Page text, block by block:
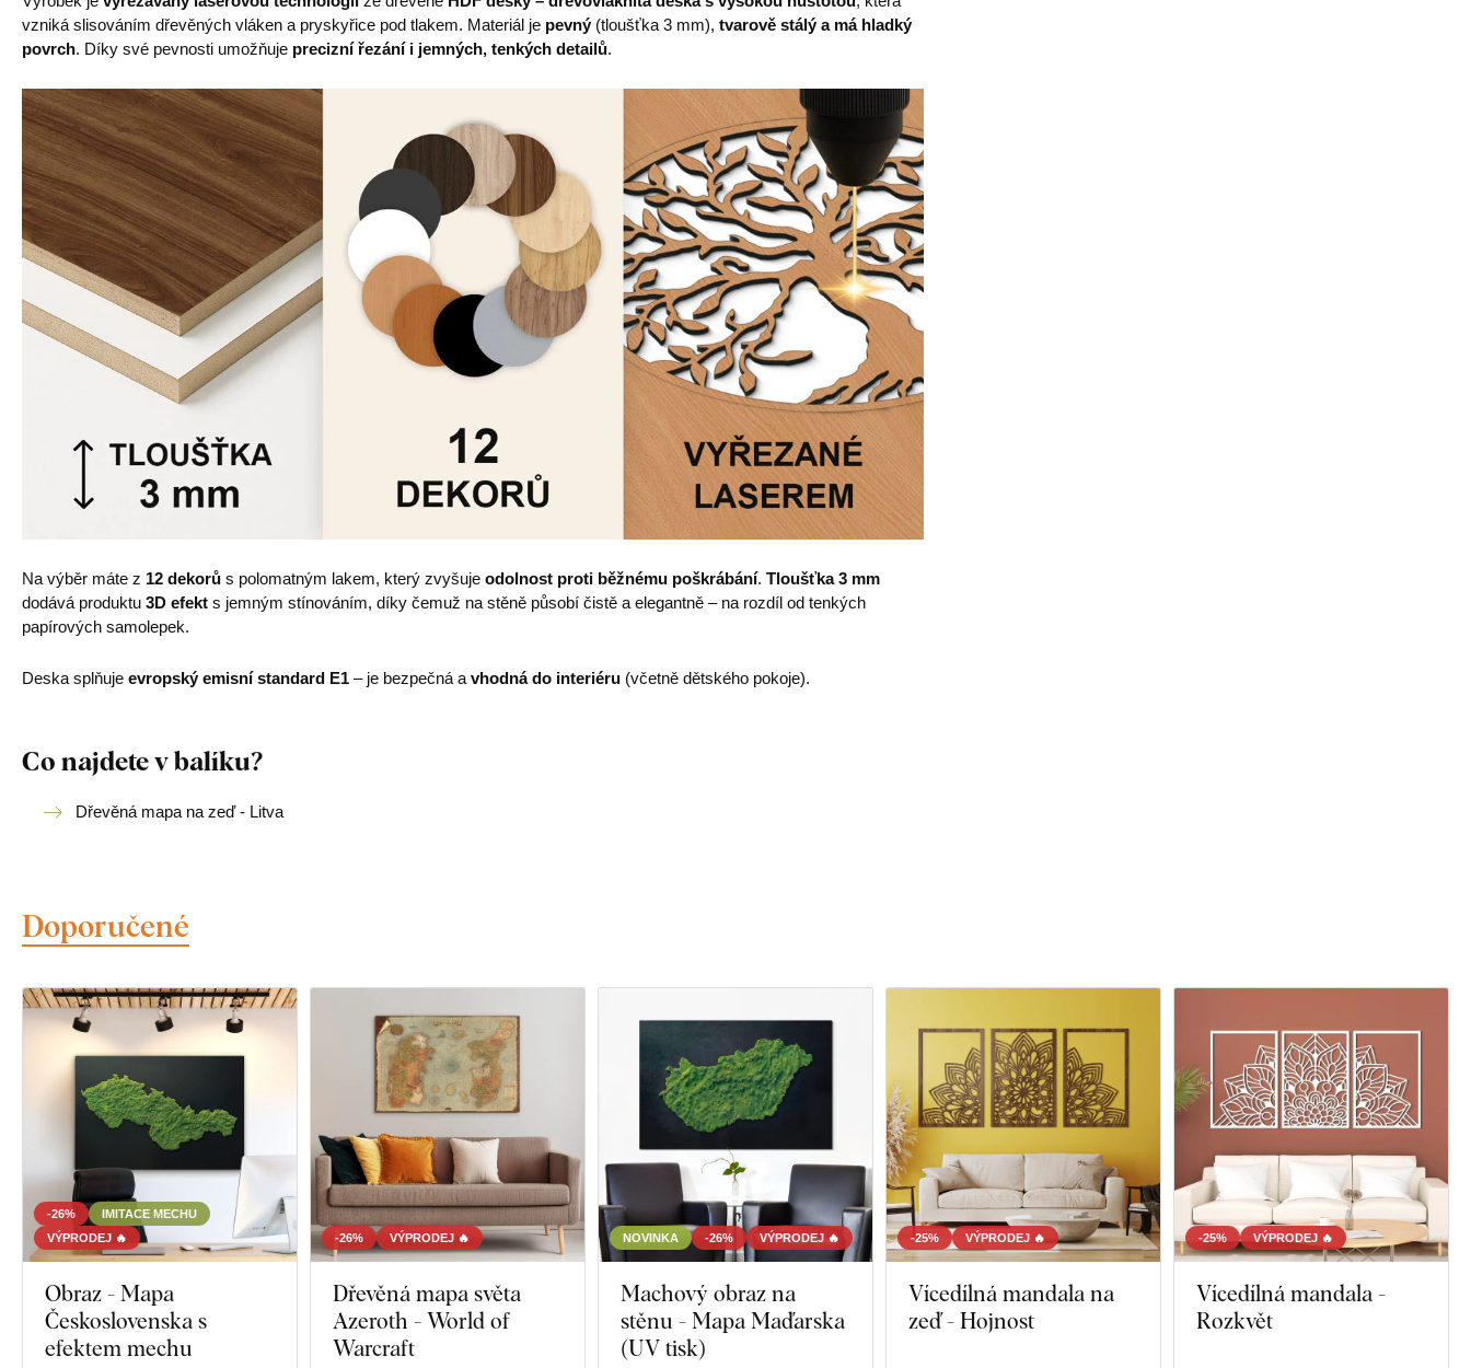
vzniká slisováním dřevěných vláken a pryskyřice pod tlakem. Materiál je pevný (tloušťka 3 mm), tvarově stálý a má hladký
povrch. Díky své pevnosti umožňuje precizní řezání i jemných, tenkých detailů.
Na výběr máte z 12 dekorů s polomatným lakem, který zvyšuje odolnost proti běžnému poškrábání. Tloušťka 3 mm
dodává produktu 3D efekt s jemným stínováním, díky čemuž na stěně působí čistě a elegantně – na rozdíl od tenkých
papírových samolepek.
Deska splňuje evropský emisní standard E1 – je bezpečná a vhodná do interiéru (včetně dětského pokoje).
Co najdete v balíku?
Dřevěná mapa na zeď - Litva
Doporučené
-26%
IMITACE MECHU
VÝPRODEJ 🔥
Obraz - Mapa
Československa s
efektem mechu
-26% VÝPRODEJ 🔥
Dřevěná mapa světa
Azeroth - World of
Warcraft
NOVINKA -26% VÝPRODEJ 🔥
Machový obraz na
stěnu - Mapa Maďarska
(UV tisk)
-25% VÝPRODEJ 🔥
Vícedílná mandala na
zeď - Hojnost
-25% VÝPRODEJ 🔥
Vícedílná mandala -
Rozkvět